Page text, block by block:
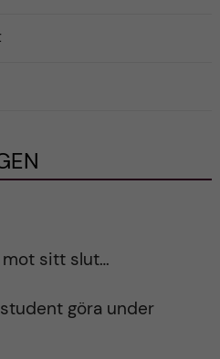
mot sitt slut…
göra under